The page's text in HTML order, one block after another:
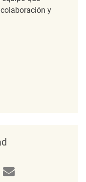
y
REQ138022
Associate